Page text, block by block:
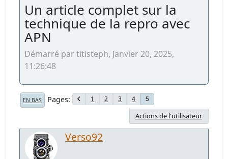
Un article complet sur la
technique de la repro avec
APN
Démarré par titisteph, Janvier 20, 2025,
11:26:48
EN BAS Pages 1 2 3 4 5
Actions de l'utilisateur
Verso92